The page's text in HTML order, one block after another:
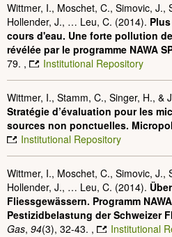
Wittmer, I., Moschet, C., Simovic, J.,
Hollender, J., … Leu, C. (2014).
cours d'eau. Une forte pollution
révélée par le programme NAWA
79. ,
Institutional Repository
Wittmer, I., Stamm, C., Singer, H., &
Stratégie d’évaluation pour les
sources non ponctuelles.
Institutional Repository
Wittmer, I., Moschet, C., Simovic, J.,
Hollender, J., … Leu, C. (2014).
Fliessgewässern. Programm
Pestizidbelastung der Schweizer
Gas, 94(3), 32-43. , Institutional